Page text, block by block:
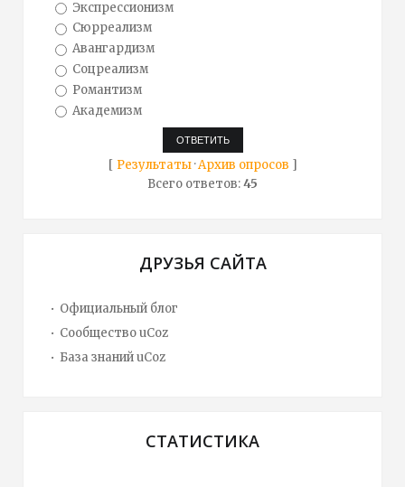
Экспрессионизм
Сюрреализм
Авангардизм
Соцреализм
Романтизм
Академизм
[ Результаты·Архив опросов ]
Всего ответов:45
ДРУЗЬЯ САЙТА
Официальный блог
Сообщество uCoz
База знаний uCoz
СТАТИСТИКА